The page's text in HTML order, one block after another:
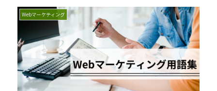
Webマーケティング